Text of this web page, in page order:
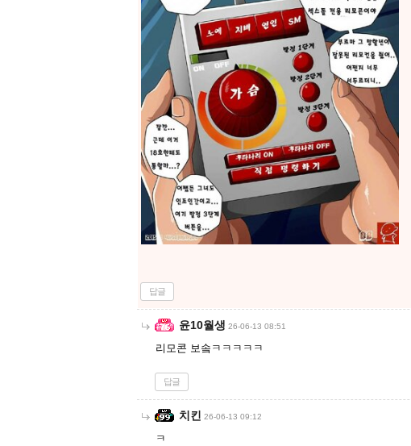
답글
윤10월생 26-06-13 08:51
리모콘 보솤ㅋㅋㅋㅋㅋ
답글
치킨 26-06-13 09:12
ㅋ